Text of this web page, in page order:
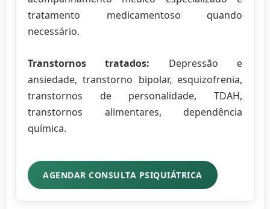
tratamento medicamentoso quando
necessário.
Transtornos tratados: Depressão e
ansiedade, transtorno bipolar, esquizofrenia,
transtornos de personalidade, TDAH,
transtornos alimentares, dependência
química.
AGENDAR CONSULTA PSIQUIÁTRICA